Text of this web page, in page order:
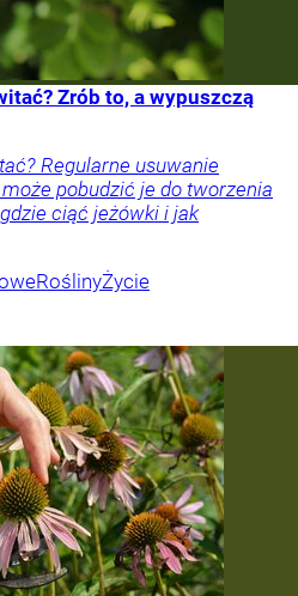
Zrób to, a wypuszczą
Regularne usuwanie
pobudzić je do tworzenia
ciąć jeżówki i jak
RoślinyŻycie